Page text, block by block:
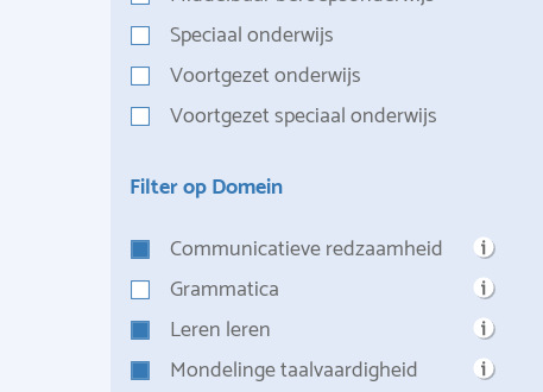
Speciaal onderwijs
Voortgezet onderwijs
Voortgezet speciaal onderwijs
Filter op Domein
Communicatieve redzaamheid
Grammatica
Leren leren
Mondelinge taalvaardigheid